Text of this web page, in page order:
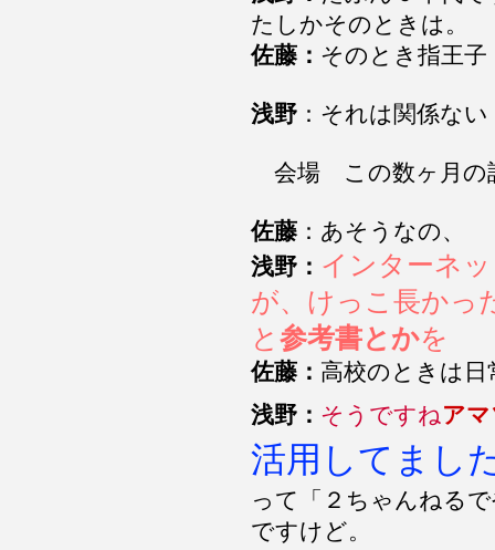
たしかそのときは。
佐藤： そのとき指王
浅野 ：それは関係ない
会場 この数ヶ月
佐藤 ：あそうなの、
浅野： インターネ
が、けっこ長かっ
と 参考書とかを
佐藤： 高校のときは
浅野： そうですねア
活用してまし
って「２ちゃんねる
ですけど。